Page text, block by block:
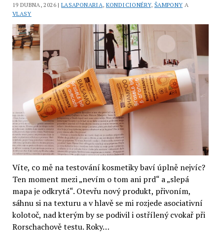
a
pokožku
(recenze)
19 DUBNA, 2026 |LASAPONARIA, KONDICIONÉRY, ŠAMPONY A
VLASY
Víte, co mě na testování kosmetiky baví úplně nejvíc?
Ten moment mezi „nevím o tom ani prd“ a „slepá
mapa je odkrytá“. Otevřu nový produkt, přivoním,
sáhnu si na texturu a v hlavě se mi rozjede asociativní
kolotoč, nad kterým by se podivil i ostřílený cvokař při
Rorschachově testu. Roky…